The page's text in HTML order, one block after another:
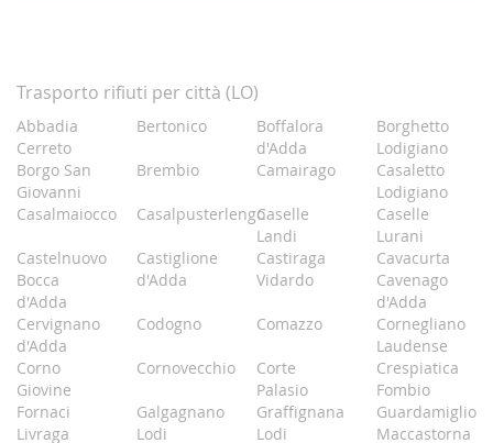
Trasporto rifiuti per città (LO)
Abbadia
Cerreto
Bertonico
Boffalora
d'Adda
Borghetto
Lodigiano
Borgo San
Giovanni
Brembio Camairago
Casaletto
Lodigiano
Casalmaiocco
CasalpusterlengoCaselle
Landi
Caselle
Lurani
Castelnuovo
Bocca
d'Adda
Castiglione
d'Adda
Castiraga
Vidardo
Cavacurta
Cavenago
d'Adda
Cervignano
d'Adda
Codogno Comazzo
Cornegliano
Laudense
Corno
Giovine
Cornovecchio
Corte
Palasio
Crespiatica
Fombio
Fornaci
Galgagnano Graffignana
Guardamiglio
Livraga
Lodi Lodi Maccastorna